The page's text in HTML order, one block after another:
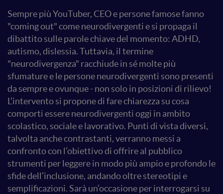
Sempre più YouTuber, CEO e persone famose fanno
"coming out" come neurodivergenti e si propaga il
dibattito sulle parole chiave del momento: ADHD,
autismo, dislessia. Tuttavia, il termine
"neurodivergenza" racchiude in sé molte più
sfumature e le persone neurodivergenti sono presenti
da sempre e ovunque - non solo in posizioni di rilievo!
L’intervento si propone di fare chiarezza su cosa
comporti essere neurodivergenti oggi in ambito
scolastico, sociale e lavorativo. Punti di vista diversi,
talvolta anche contrastanti, verranno messi a
confronto con l’obiettivo di offrire al pubblico
strumenti per leggere in modo più ampio e profondo le
sfide dell’inclusione, andando oltre stereotipi e
semplificazioni. Sarà un’occasione per interrogarsi su